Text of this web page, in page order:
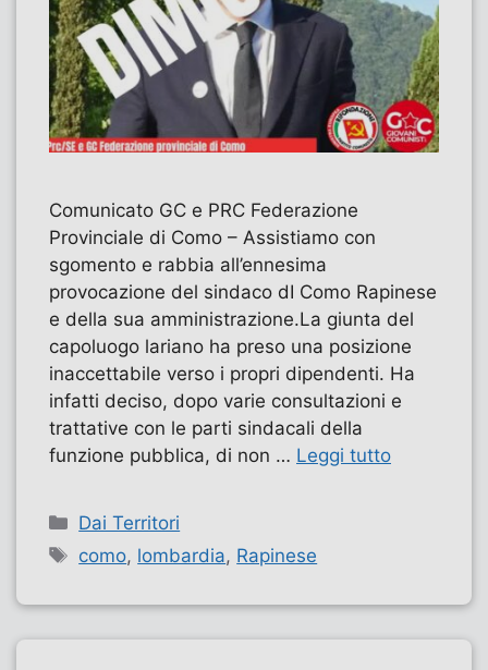
Comunicato GC e PRC Federazione
Provinciale di Como – Assistiamo con
sgomento e rabbia all’ennesima
provocazione del sindaco dI Como Rapinese
e della sua amministrazione.La giunta del
capoluogo lariano ha preso una posizione
inaccettabile verso i propri dipendenti. Ha
infatti deciso, dopo varie consultazioni e
trattative con le parti sindacali della
funzione pubblica, di non … Leggi tutto
Categorie
Dai Territori
Tag
como, lombardia, Rapinese